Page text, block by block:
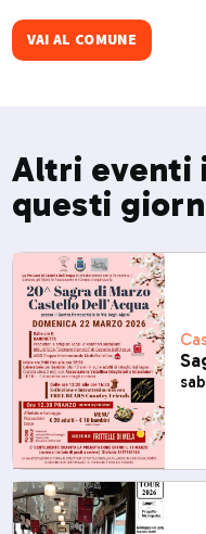
VAI AL COMUNE
Altri eventi
questi